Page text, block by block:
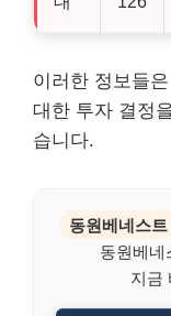
이러한 정보들
대한 투자 결정
습니다.
동원베네스트
동원베
지금